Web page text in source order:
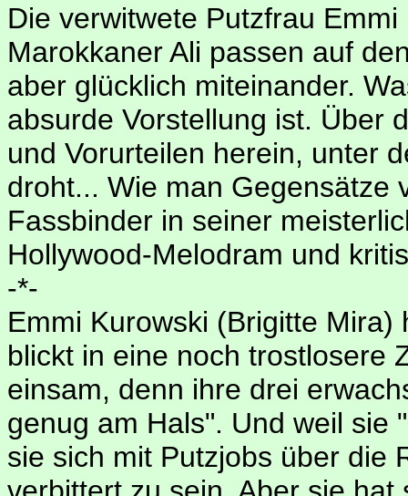
Die verwitwete Putzfrau
Marokkaner Ali passen auf
aber glücklich miteinander.
absurde Vorstellung ist. Über
und Vorurteilen herein, unter
droht... Wie man Gegensätze
Fassbinder in seiner
Hollywood-Melodram und
-*-
Emmi Kurowski (Brigitte
blickt in eine noch trostlosere
einsam, denn ihre drei
genug am Hals". Und weil sie
sie sich mit Putzjobs über die